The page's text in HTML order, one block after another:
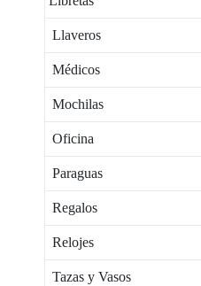
Llaveros
Médicos
Mochilas
Oficina
Paraguas
Regalos
Relojes
Tazas y Vasos